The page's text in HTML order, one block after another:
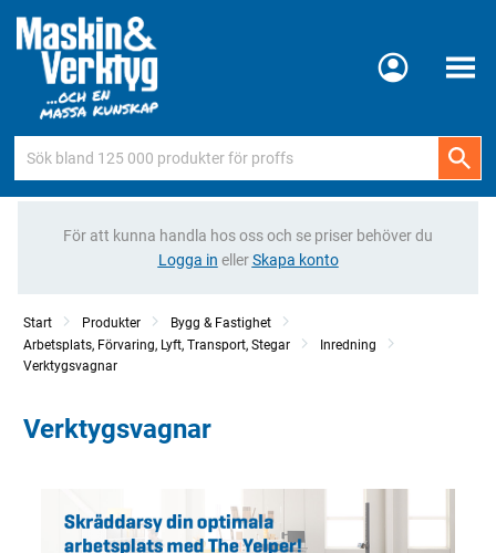
Meny
För att kunna handla hos oss och se priser behöver du
Logga in ellerSkapa konto
Start Produkter
Bygg & Fastighet
Arbetsplats, Förvaring, Lyft, Transport, Stegar
Inredning
Verktygsvagnar
Verktygsvagnar